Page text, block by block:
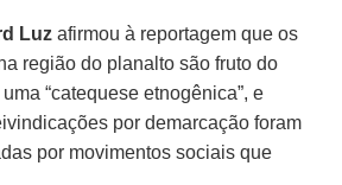
Luz afirmou à reportagem que os
região do planalto são fruto do
“catequese etnogênica”, e
por demarcação foram
por movimentos sociais que